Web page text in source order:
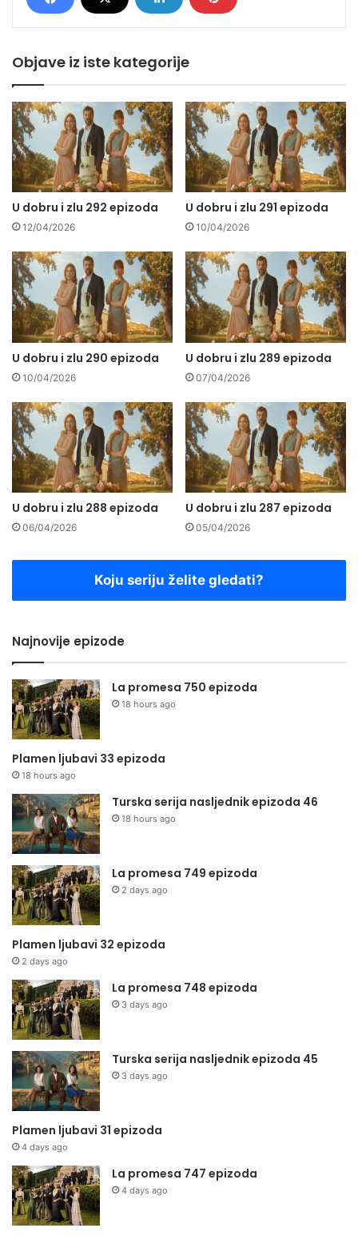
Objave iz iste kategorije
U dobru i zlu 292 epizoda
12/04/2026
U dobru i zlu 291 epizoda
10/04/2026
U dobru i zlu 290 epizoda
10/04/2026
U dobru i zlu 289 epizoda
07/04/2026
U dobru i zlu 288 epizoda
06/04/2026
U dobru i zlu 287 epizoda
05/04/2026
Koju seriju želite gledati?
Najnovije epizode
La promesa 750 epizoda
18 hours ago
Plamen ljubavi 33 epizoda
18 hours ago
Turska serija nasljednik epizoda 46
18 hours ago
La promesa 749 epizoda
2 days ago
Plamen ljubavi 32 epizoda
2 days ago
La promesa 748 epizoda
3 days ago
Turska serija nasljednik epizoda 45
3 days ago
Plamen ljubavi 31 epizoda
4 days ago
La promesa 747 epizoda
4 days ago